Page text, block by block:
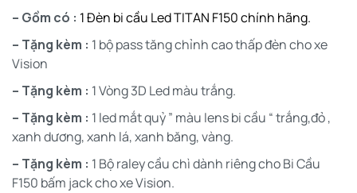
– Gồm có : 1 Đèn bi cầu Led TITAN F150 chính hãng.
– Tặng kèm : 1 bộ pass tăng chỉnh cao thấp đèn cho xe
Vision
– Tặng kèm : 1 Vòng 3D Led màu trắng.
– Tặng kèm : 1 led mắt quỷ ” màu lens bi cầu “ trắng,đỏ ,
xanh dương, xanh lá, xanh băng, vàng.
– Tặng kèm : 1 Bộ raley cầu chì dành riêng cho Bi Cầu
F150 bấm jack cho xe Vision.